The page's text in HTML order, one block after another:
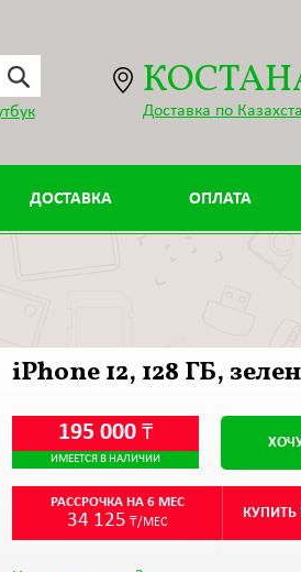
Доставка по
ДОСТАВКА ОПЛАТА
iPhone 12, 128 ГБ,
195 000 ₸
ИМЕЕТСЯ В НАЛИЧИИ
РАССРОЧКА НА 6 МЕС
34 125 ₸/МЕС
КУПИТЬ